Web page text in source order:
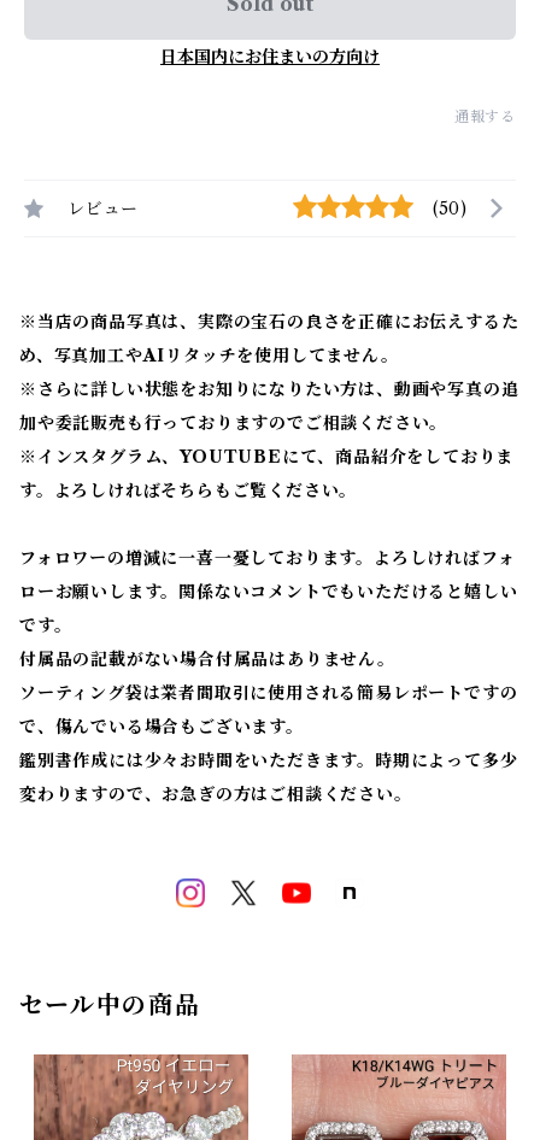
日本国内にお住まいの方向け
通報する
レビュー (50)
※当店の商品写真は、実際の宝石の良さを正確にお伝えするた
め、写真加工やAIリタッチを使用してません。
※ さらに詳しい状態をお知りになりたい方は、動画や写真の追
加や委託販売も行っておりますのでご相談ください。
※ インスタグラム、YOUTUBEにて、商品紹介をしておりま
す。よろしければそちらもご覧ください。
フォロワーの増減に一喜一憂しております。よろしければフォ
ローお願いします。関係ないコメントでもいただけると嬉しい
です。
付属品の記載がない場合付属品はありません。
ソーティング袋は業者間取引に使用される簡易レポートですの
で、傷んでいる場合もございます。
鑑別書作成には少々お時間をいただきます。時期によって多少
変わりますので、お急ぎの方はご相談ください。
セール中の商品